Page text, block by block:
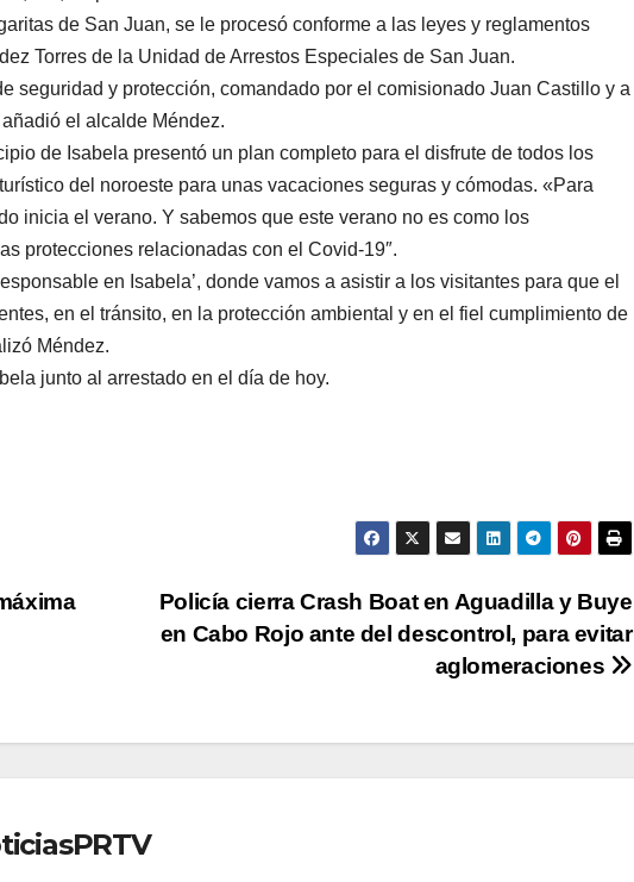
de San Juan, se le procesó conforme a las leyes y reglamentos
Torres de la Unidad de Arrestos Especiales de San Juan.
seguridad y protección, comandado por el comisionado Juan Castillo y a
el alcalde Méndez.
de Isabela presentó un plan completo para el disfrute de todos los
del noroeste para unas vacaciones seguras y cómodas. «Para
inicia el verano. Y sabemos que este verano no es como los
protecciones relacionadas con el Covid-19″.
en Isabela’, donde vamos a asistir a los visitantes para que el
en el tránsito, en la protección ambiental y en el fiel cumplimiento de
Méndez.
junto al arrestado en el día de hoy.
Policía cierra Crash Boat en Aguadilla y Buye
en Cabo Rojo ante del descontrol, para evitar
aglomeraciones